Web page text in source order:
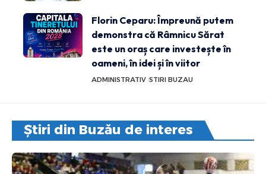
Florin Ceparu: Împreună putem
demonstra că Râmnicu Sărat
este un oraș care investește în
oameni, în idei și în viitor
ADMINISTRATIV STIRI BUZAU
Știri din Buzău de interes